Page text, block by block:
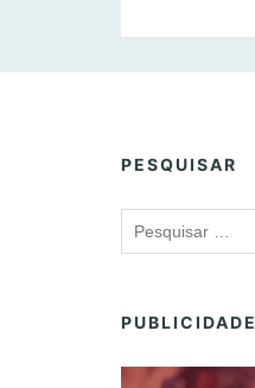
PESQUISAR
PUBLICIDADE